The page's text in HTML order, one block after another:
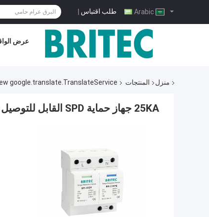
طلب اقتباس |
عرض
منزل المنتجات google.translate.TranslateService();
25KA جهاز حماية SPD القابل للتوصيل مع DIN Rail Mount للحماية من البرق